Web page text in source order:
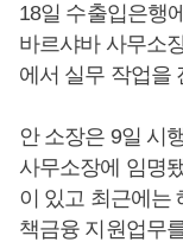
18일 수출입은행
바르샤바 사무소
에서 실무 작업을
안 소장은 9일 시
사무소장에 임명
이 있고 최근에는
책금융 지원업무